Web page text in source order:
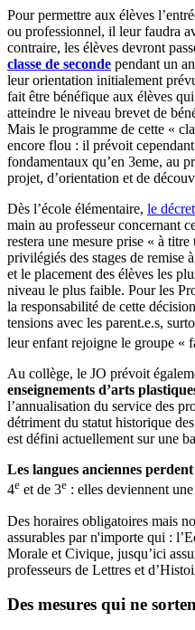
Pour permettre aux élèves
ou professionnel, il leur faudra
contraire, les élèves devront
classe de seconde pendant un
leur orientation initialement
fait être bénéfique aux élèves
atteindre le niveau brevet de
Mais le programme de cette «
encore flou : il prévoit
fondamentaux qu’en 3eme, au
projet, d’orientation et de
Dès l’école élémentaire, le
main au professeur concernant
restera une mesure prise « à
privilégiés des stages de remise
et le placement des élèves les
niveau le plus faible. Pour les
la responsabilité de cette
tensions avec les parent.e.s,
leur enfant rejoigne le groupe «
Au collège, le JO prévoit
enseignements d’arts
l’annualisation du service des
détriment du statut historique
est défini actuellement sur une
Les langues anciennes
4e et de 3e : elles deviennent
Des horaires obligatoires mais
assurables par n'importe qui :
Morale et Civique, jusqu’ici
professeurs de Lettres et
Des mesures qui ne